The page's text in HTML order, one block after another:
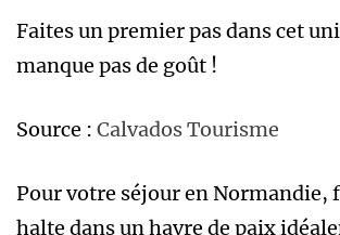
Faites un premier pas dans cet
manque pas de goût !
Source : Calvados Tourisme
Pour votre séjour en Normandie,
halte dans un havre de paix